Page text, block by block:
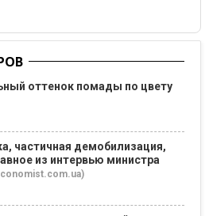
оттенок помады по цвету
частичная демобилизация,
из интервью министра